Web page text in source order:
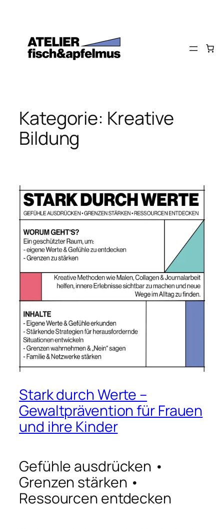
springen
Kategorie: Kreative
Bildung
Stark durch Werte –
Gewaltprävention für Frauen
und ihre Kinder
Gefühle ausdrücken •
Grenzen stärken •
Ressourcen entdecken